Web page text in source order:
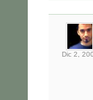
Dic 2,